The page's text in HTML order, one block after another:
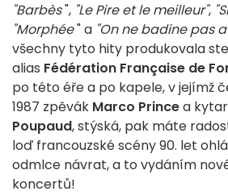
"Barbès", "Le Pire et le meilleur",
"Morphée" a "On ne badine pas
všechny tyto hity produkovala
alias Fédération Française de
po této éře a po kapele, v jejímž
1987 zpěvák Marco Princea
Poupaud, stýská, pak máte
loď francouzské scény 90. let
odmlce návrat, a to vydáním
koncertů!